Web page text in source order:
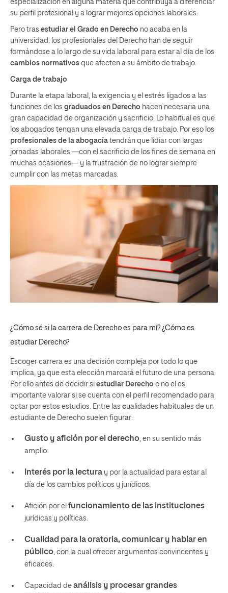
especialización en alguna materia que contribuya a diferenciar
su perfil profesional y a lograr mejores opciones laborales.
Pero tras estudiar el Grado en Derecho no acaba en la
universidad: los profesionales del Derecho han de seguir
formándose a lo largo de su vida laboral para estar al día de los
cambios normativos que afecten a su ámbito de trabajo.
Carga de trabajo
Durante la etapa laboral, la exigencia y el estrés ligados a las
funciones de los graduados en Derecho hacen necesaria una
gran capacidad de organización y sacrificio. Lo habitual es que
los abogados tengan una elevada carga de trabajo. Por eso los
profesionales de la abogacía tendrán que lidiar con largas
jornadas laborales —con el sacrificio de los fines de semana en
muchas ocasiones— y la frustración de no lograr siempre
cumplir con las metas marcadas.
¿Cómo sé si la carrera de Derecho es para mí? ¿Cómo es
estudiar Derecho?
Escoger carrera es una decisión compleja por todo lo que
implica, ya que esta elección marcará el futuro de una persona.
Por ello antes de decidir si estudiar Derecho o no el es
importante valorar si se cuenta con el perfil recomendado para
optar por estos estudios. Entre las cualidades habituales de un
estudiante de Derecho suelen figurar:
Gusto y afición por el derecho, en su sentido más
amplio.
Interés por la lecturay por la actualidad para estar al
día de los cambios políticos y jurídicos.
Afición por el funcionamiento de las instituciones
jurídicas y políticas.
Cualidad para la oratoria, comunicar y hablar en
público, con la cual ofrecer argumentos convincentes y
eficaces.
Capacidad de análisis y procesar grandes